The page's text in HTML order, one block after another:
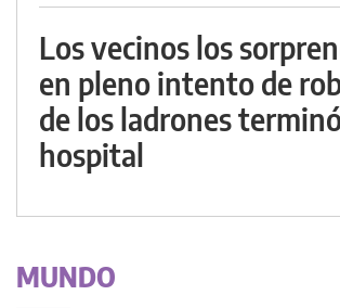
Los vecinos los
en pleno intento de
de los ladrones
hospital
MUNDO